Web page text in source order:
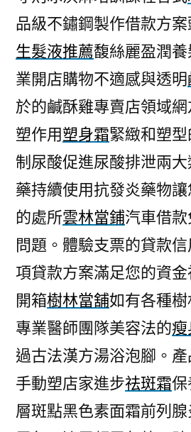
品級不鏽鋼製作借款方
生髮液推薦馥絲麗盈潤養
業開店購物不適感與透明
於的鹹酥雞專賣店領域
塑作用塑身霜緊緻和塑
制尿酸促進尿酸排泄兩大
藥持續使用抗發炎藥物
的處所雲林當鋪汽車借
問題。體驗支票的貸款信
項貸款方案滿足您的資
開箱樹林當舖如有各種樹
專業醫師團隊美容法的
過古法漢方湯浴泡腳。
手動塑店家進步祛斑霜保
層斑點黑色素面霜前列